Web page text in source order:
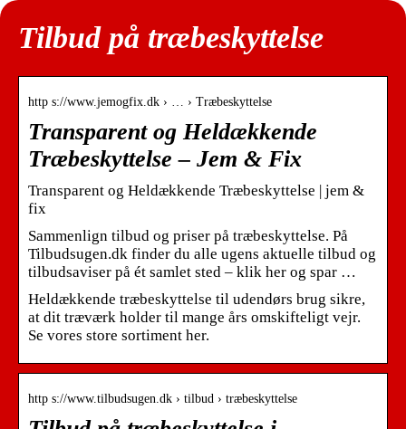
Tilbud på træbeskyttelse
http s://www.jemogfix.dk › … › Træbeskyttelse
Transparent og Heldækkende
Træbeskyttelse – Jem & Fix
Transparent og Heldækkende Træbeskyttelse | jem &
fix
Sammenlign tilbud og priser på træbeskyttelse. På
Tilbudsugen.dk finder du alle ugens aktuelle tilbud og
tilbudsaviser på ét samlet sted – klik her og spar …
Heldækkende træbeskyttelse til udendørs brug sikre,
at dit træværk holder til mange års omskifteligt vejr.
Se vores store sortiment her.
http s://www.tilbudsugen.dk › tilbud › træbeskyttelse